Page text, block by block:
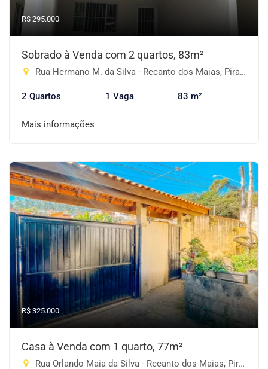
R$ 295.000
Sobrado à Venda com 2 quartos, 83m²
Rua Hermano M. da Silva - Recanto dos Maias, Piracaia-SP
2 Quartos 1 Vaga 83 m²
Mais informações
R$ 325.000
Casa à Venda com 1 quarto, 77m²
Rua Orlando Maia da Silva - Recanto dos Maias, Piracaia-SP